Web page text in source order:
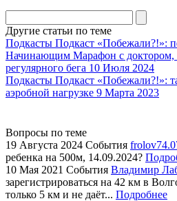
division
agent
watch
replica
showcases
substantial
areas.
replica
bvlgari
watches
+maserati
online
Другие статьи по теме
Подкасты Подкаст «Побежали?!»:
Начинающим Марафон с доктором,
регулярного бега 10 Июля 2024
Подкасты Подкаст «Побежали?!»:
аэробной нагрузке 9 Марта 2023
Вопросы по теме
19 Августа 2024 События
ребенка на 500м, 14.09.2024?
10 Мая 2021 События Владимир
зарегистрироваться на 42 км в
только 5 км и не даёт... Подробнее